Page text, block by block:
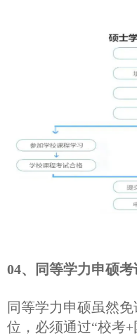
04、同等学力申硕
同等学力申硕虽然
位，必须通过“校考+